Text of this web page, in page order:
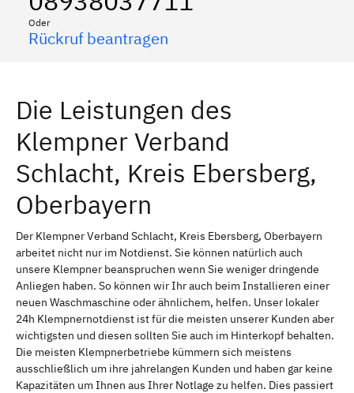
Oder
Rückruf beantragen
Die Leistungen des
Klempner Verband
Schlacht, Kreis Ebersberg,
Oberbayern
Der Klempner Verband Schlacht, Kreis Ebersberg, Oberbayern
arbeitet nicht nur im Notdienst. Sie können natürlich auch
unsere Klempner beanspruchen wenn Sie weniger dringende
Anliegen haben. So können wir Ihr auch beim Installieren einer
neuen Waschmaschine oder ähnlichem, helfen. Unser lokaler
24h Klempnernotdienst ist für die meisten unserer Kunden aber
wichtigsten und diesen sollten Sie auch im Hinterkopf behalten.
Die meisten Klempnerbetriebe kümmern sich meistens
ausschließlich um ihre jahrelangen Kunden und haben gar keine
Kapazitäten um Ihnen aus Ihrer Notlage zu helfen. Dies passiert